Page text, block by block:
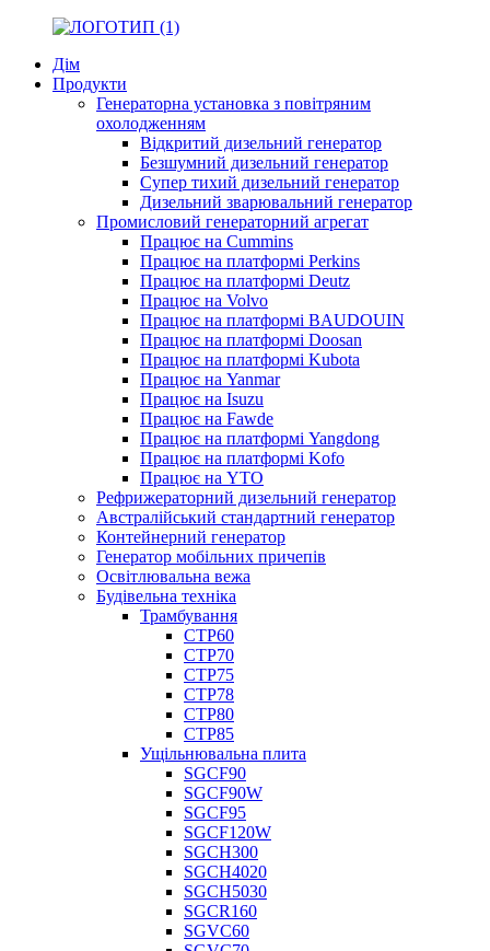
Дім
Продукти
Генераторна установка з повітряним
охолодженням
Відкритий дизельний генератор
Безшумний дизельний генератор
Супер тихий дизельний генератор
Дизельний зварювальний генератор
Промисловий генераторний агрегат
Працює на Cummins
Працює на платформі Perkins
Працює на платформі Deutz
Працює на Volvo
Працює на платформі BAUDOUIN
Працює на платформі Doosan
Працює на платформі Kubota
Працює на Yanmar
Працює на Isuzu
Працює на Fawde
Працює на платформі Yangdong
Працює на платформі Kofo
Працює на YTO
Рефрижераторний дизельний генератор
Австралійський стандартний генератор
Контейнерний генератор
Генератор мобільних причепів
Освітлювальна вежа
Будівельна техніка
Трамбування
СТР60
СТР70
СТР75
СТР78
СТР80
СТР85
Ущільнювальна плита
SGCF90
SGCF90W
SGCF95
SGCF120W
SGCH300
SGCH4020
SGCH5030
SGCR160
SGVC60